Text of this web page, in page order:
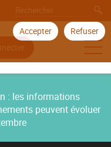
Accepter Refuser
: les informations
peuvent évoluer